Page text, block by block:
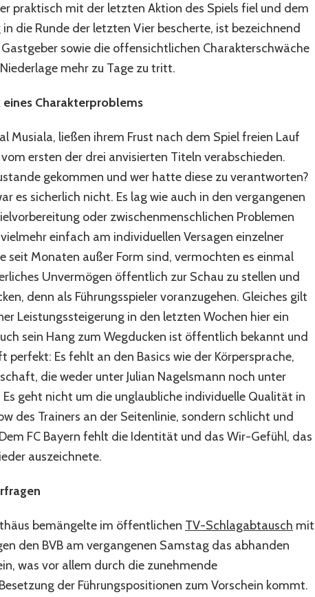
praktisch mit der letzten Aktion des Spiels fiel und dem
die Runde der letzten Vier bescherte, ist bezeichnend
sowie die offensichtlichen Charakterschwäche
mehr zu Tage zu tritt.
Charakterproblems
Musiala, ließen ihrem Frust nach dem Spiel freien Lauf
ersten der drei anvisierten Titeln verabschieden.
gekommen und wer hatte diese zu verantworten?
es sicherlich nicht. Es lag wie auch in den vergangenen
oder zwischenmenschlichen Problemen
einfach am individuellen Versagen einzelner
seit Monaten außer Form sind, vermochten es einmal
Unvermögen öffentlich zur Schau zu stellen und
denn als Führungsspieler voranzugehen. Gleiches gilt
Leistungssteigerung in den letzten Wochen hier ein
sein Hang zum Wegducken ist öffentlich bekannt und
Es fehlt an den Basics wie der Körpersprache,
die weder unter Julian Nagelsmann noch unter
geht nicht um die unglaubliche individuelle Qualität in
des Trainers an der Seitenlinie, sondern schlicht und
FC Bayern fehlt die Identität und das Wir-Gefühl, das
auszeichnete.
bemängelte im öffentlichen TV-Schlagabtausch mit
den BVB am vergangenen Samstag das abhanden
was vor allem durch die zunehmende
der Führungspositionen zum Vorschein kommt.